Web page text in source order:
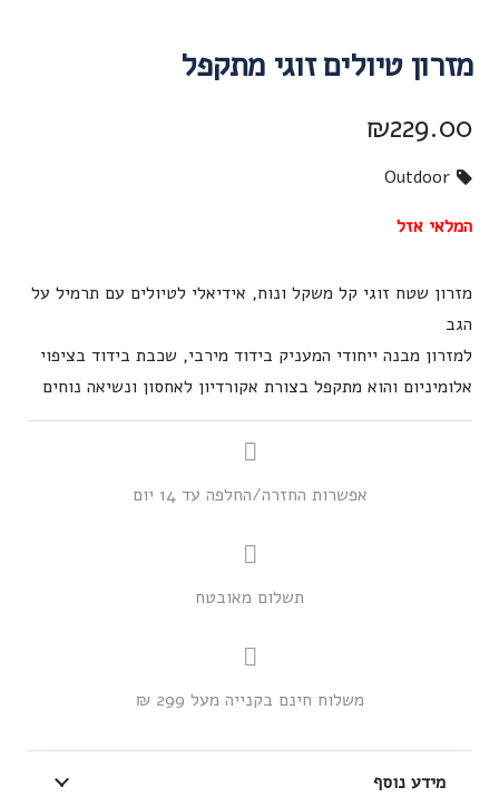
מזרון טיולים זוגי מתקפל
₪229.00
Outdoor
המלאי אזל
מזרון שטח זוגי קל משקל ונוח, אידיאלי לטיולים עם תרמיל על
הגב
למזרון מבנה ייחודי המעניק בידוד מירבי, שכבת בידוד בציפוי
אלומיניום והוא מתקפל בצורת אקורדיון לאחסון ונשיאה נוחים
אפשרות החזרה/החלפה עד 14 יום
תשלום מאובטח
משלוח חינם בקנייה מעל 299 ₪
מידע נוסף